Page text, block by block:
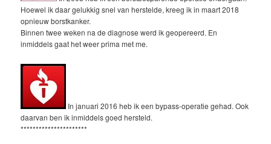
Hoewel ik daar gelukkig snel van herstelde, kreeg ik in maart 2018
opnieuw borstkanker.
Binnen twee weken na de diagnose werd ik geopereerd. En
inmiddels gaat het weer prima met me.
In januari 2016 heb ik een bypass-operatie gehad. Ook
daarvan ben ik inmiddels goed hersteld.
**********************